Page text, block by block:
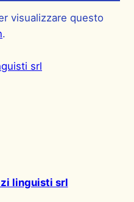
visualizzare questo
.
linguisti srl